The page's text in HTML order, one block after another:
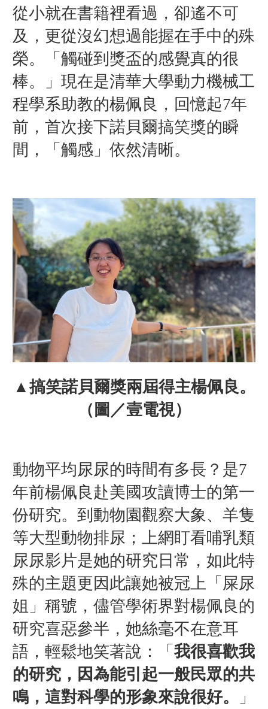
從小就在書籍裡看過，卻遙不可
及，更從沒幻想過能握在手中的殊
榮。「觸碰到獎盃的感覺真的很
棒。」現在是清華大學動力機械工
程學系助教的楊佩良，回憶起7年
前，首次接下諾貝爾搞笑獎的瞬
間，「觸感」依然清晰。
▲搞笑諾貝爾獎兩屆得主楊佩良。
（圖／壹電視）
動物平均尿尿的時間有多長？是7
年前楊佩良赴美國攻讀博士的第一
份研究。到動物園觀察大象、羊隻
等大型動物排尿；上網盯看哺乳類
尿尿影片是她的研究日常，如此特
殊的主題更因此讓她被冠上「屎尿
姐」稱號，儘管學術界對楊佩良的
研究喜惡參半，她絲毫不在意耳
語，輕鬆地笑著說：「 我很喜歡我
的研究，因為能引起一般民眾的共
鳴，這對科學的形象來說很好。
」